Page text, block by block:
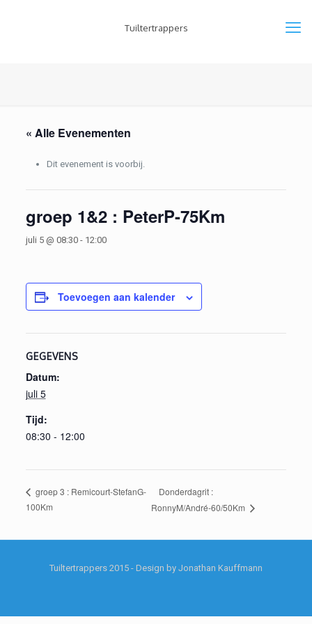
Tuiltertrappers
« Alle Evenementen
Dit evenement is voorbij.
groep 1&2 : PeterP-75Km
juli 5 @ 08:30- 12:00
Toevoegen aan kalender
GEGEVENS
Datum:
juli 5
Tijd:
08:30 - 12:00
groep 3 : Remicourt-StefanG-
100Km
Donderdagrit :
RonnyM/André-60/50Km
Tuiltertrappers 2015 - Design by Jonathan Kauffmann